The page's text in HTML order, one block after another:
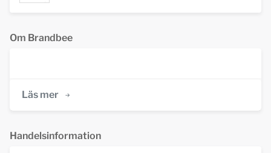
Om Brandbee
Läs mer
Handelsinformation